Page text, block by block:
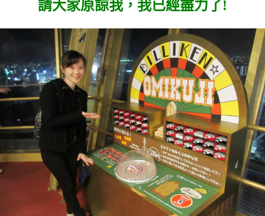
請大家原諒我，我已經盡力了!